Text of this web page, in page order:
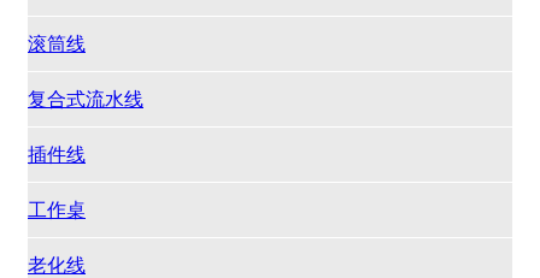
滚筒线
复合式流水线
插件线
工作桌
老化线